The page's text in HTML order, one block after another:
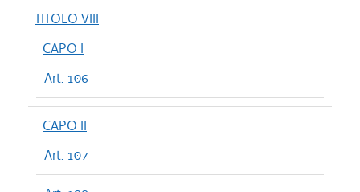
TITOLO VIII
CAPO I
Art. 106
CAPO II
Art. 107